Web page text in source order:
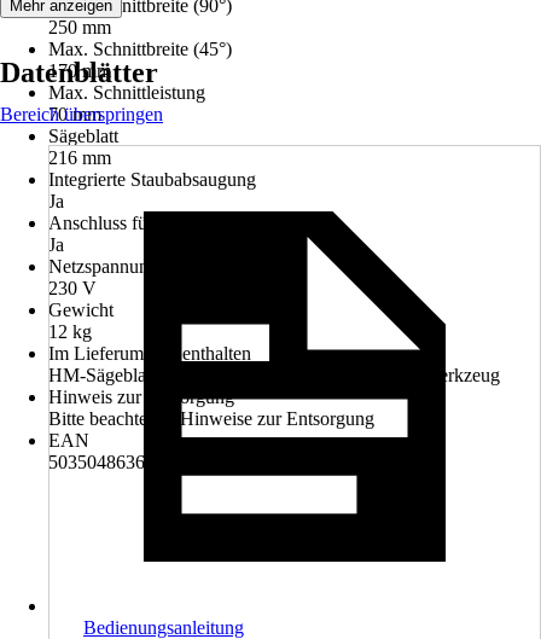
Max. Schnittbreite (90°)
250 mm
Max. Schnittbreite (45°)
170 mm
Max. Schnittleistung
70 mm
Sägeblatt
216 mm
Integrierte Staubabsaugung
Ja
Anschluss für Staubabsaugung
Ja
Netzspannung
230 V
Gewicht
12 kg
Im Lieferumfang enthalten
HM-Sägeblatt Z24, Werkstückklemmer, Montagewerkzeug
Hinweis zur Entsorgung
Bitte beachte die Hinweise zur Entsorgung
EAN
5035048636237
Mehr anzeigen
Datenblätter
Bereich überspringen
Bedienungsanleitung